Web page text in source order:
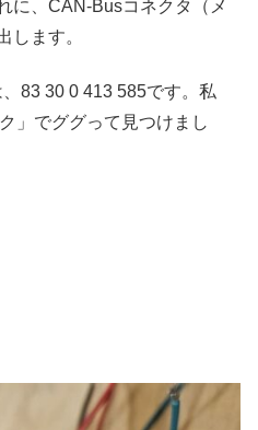
に、CAN-Busコネクタ（メ
します。
83 30 0 413 585です。私
」でググって見つけまし